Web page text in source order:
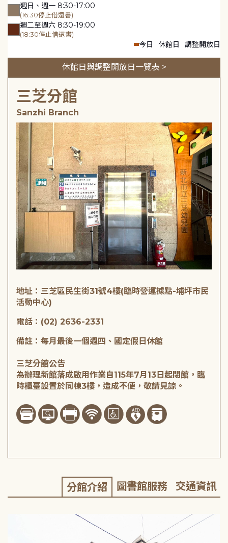
週日、週一 8:30-17:00
(16:30停止借還書)
週二至週六 8:30-19:00
(18:30停止借還書)
今日 休館日 調整開放日
休館日與調整開放日一覽表 >
三芝分館
Sanzhi Branch
地址：三芝區民生街31號4樓(臨時營運據點-埔坪市民
活動中心)
電話：(02) 2636-2331
備註：每月最後一個週四、國定假日休館
三芝分館公告
為辦理新館落成啟用作業自115年7月13日起閉館，臨
時櫃臺設置於同棟3樓，造成不便，敬請見諒。
分館介紹 圖書館服務 交通資訊